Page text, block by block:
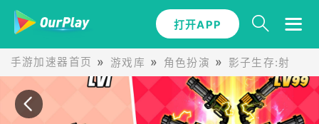
手游加速器首页 游戏库 角色扮演 影子生存:射击游
打开APP